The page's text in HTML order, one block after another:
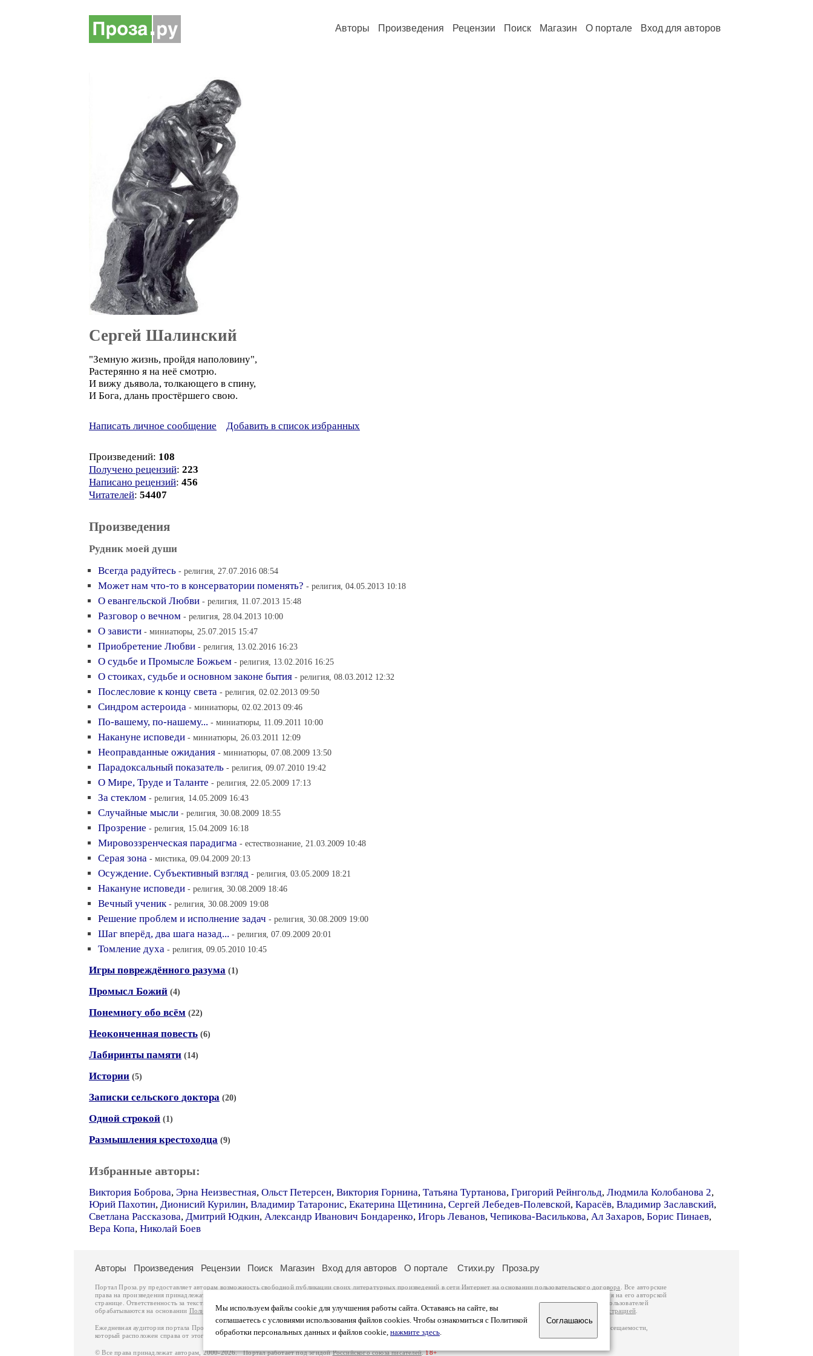
Авторы Произведения Рецензии Поиск Магазин О портале Вход для авторов
Сергей Шалинский
"Земную жизнь, пройдя наполовину",
Растерянно я на неё смотрю.
И вижу дьявола, толкающего в спину,
И Бога, длань простёршего свою.
Написать личное сообщение Добавить в список избранных
Произведений: 108
Получено рецензий: 223
Написано рецензий: 456
Читателей: 54407
Произведения
Рудник моей души
Всегда радуйтесь - религия, 27.07.2016 08:54
Может нам что-то в консерватории поменять? - религия, 04.05.2013 10:18
О евангельской Любви - религия, 11.07.2013 15:48
Разговор о вечном - религия, 28.04.2013 10:00
О зависти - миниатюры, 25.07.2015 15:47
Приобретение Любви - религия, 13.02.2016 16:23
О судьбе и Промысле Божьем - религия, 13.02.2016 16:25
О стоиках, судьбе и основном законе бытия - религия, 08.03.2012 12:32
Послесловие к концу света - религия, 02.02.2013 09:50
Синдром астероида - миниатюры, 02.02.2013 09:46
По-вашему, по-нашему... - миниатюры, 11.09.2011 10:00
Накануне исповеди - миниатюры, 26.03.2011 12:09
Неоправданные ожидания - миниатюры, 07.08.2009 13:50
Парадоксальный показатель - религия, 09.07.2010 19:42
О Мире, Труде и Таланте - религия, 22.05.2009 17:13
За стеклом - религия, 14.05.2009 16:43
Случайные мысли - религия, 30.08.2009 18:55
Прозрение - религия, 15.04.2009 16:18
Мировоззренческая парадигма - естествознание, 21.03.2009 10:48
Серая зона - мистика, 09.04.2009 20:13
Осуждение. Субъективный взгляд - религия, 03.05.2009 18:21
Накануне исповеди - религия, 30.08.2009 18:46
Вечный ученик - религия, 30.08.2009 19:08
Решение проблем и исполнение задач - религия, 30.08.2009 19:00
Шаг вперёд, два шага назад... - религия, 07.09.2009 20:01
Томление духа - религия, 09.05.2010 10:45
Игры повреждённого разума (1)
Промысл Божий (4)
Понемногу обо всём (22)
Неоконченная повесть (6)
Лабиринты памяти (14)
Истории (5)
Записки сельского доктора (20)
Одной строкой (1)
Размышления крестоходца (9)
Избранные авторы:
Виктория Боброва, Эрна Неизвестная, Ольст Петерсен, Виктория Горнина, Татьяна Туртанова, Григорий Рейнгольд, Людмила Колобанова 2,
Юрий Пахотин, Дионисий Курилин, Владимир Татаронис, Екатерина Щетинина, Сергей Лебедев-Полевской, Карасёв, Владимир Заславский,
Светлана Рассказова, Дмитрий Юдкин, Александр Иванович Бондаренко, Игорь Леванов, Чепикова-Василькова, Ал Захаров, Борис Пинаев,
Вера Копа, Николай Боев
Мы используем файлы cookie для улучшения работы сайта. Оставаясь на сайте, вы
соглашаетесь с условиями использования файлов cookies. Чтобы ознакомиться с Политикой
обработки персональных данных и файлов cookie, нажмите здесь.
Соглашаюсь
Авторы Произведения Рецензии Поиск Магазин Вход для авторов О портале Стихи.ру Проза.ру
Портал Проза.ру предоставляет авторам возможность свободной публикации своих литературных произведений в сети Интернет на основаниипользовательского договора
. Все авторские
права на произведения принадлежат авторам и охраняются
. Перепечатка произведений возможна только с согласия его автора, к которому вы можете обратиться на его авторской
странице. Ответственность за тексты произведений авторы несут самостоятельно на основании
законодательства Российской Федерации. Данные пользователей
обрабатываются на основании Политики обработки персональных данных. Вы также можете посмотреть более подробнуюинформацию о портале связаться с администрацией
Ежедневная аудитория портала Проза.ру – порядка 100 тысяч посетителей, которые в общей сумме просматривают более полумиллиона страниц по данным счетчика посещаемости,
который расположен справа от этого текста. В каждой графе указано по две цифры: количество просмотров и количество посетителей.
© Все права принадлежат авторам, 2000-2026. Портал работает под эгидойРоссийского союза писателей.18+